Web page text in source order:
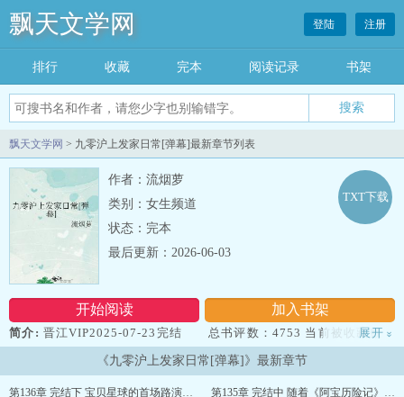
飘天文学网 登陆 注册
排行 收藏 完本 阅读记录 书架
飘天文学网 > 九零沪上发家日常[弹幕]最新章节列表
作者：流烟萝
类别：女生频道
状态：完本
开始阅读 加入书架
TXT下载
最后更新：2026-06-03
简介: 晋江VIP2025-07-23完结 总书评数：4753 当前被收藏数：
31153 营养液数：21998 文章积分：278,247,040 文案：
1992年，叶薇工作的国营厂因为领导决策失误濒临倒闭，已经拖欠三
个月工资。 眼看铁饭碗摇摇欲坠，叶薇不得不开始考虑，下岗后
展开 »
《九零沪上发家日常[弹幕]》最新章节
第136章 完结下 宝贝星球的首场路演…… 第135章 完结中 随着《阿宝历险记》的首轮播放……